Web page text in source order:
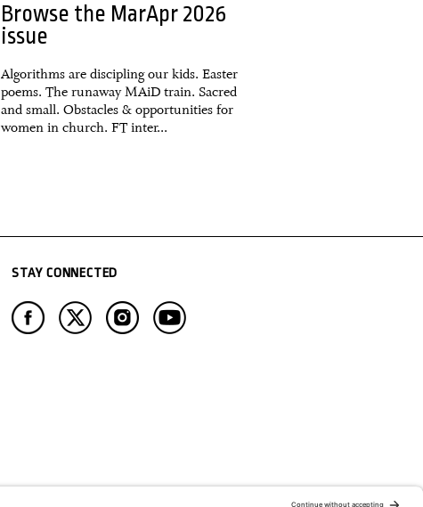
Browse the MarApr 2026
issue
Algorithms are discipling our kids. Easter
poems. The runaway MAiD train. Sacred
and small. Obstacles & opportunities for
women in church. FT inter...
STAY CONNECTED